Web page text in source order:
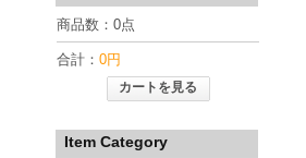
商品数：0点
合計： 0円
カートを見る
Item Category